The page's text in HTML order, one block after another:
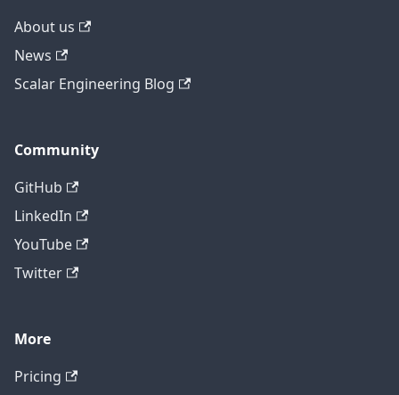
About us
News
Scalar Engineering Blog
Community
GitHub
LinkedIn
YouTube
Twitter
More
Pricing